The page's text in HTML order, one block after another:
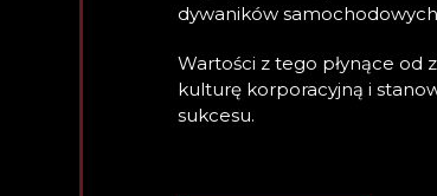
dywaników
Wartości z tego płynące od
kulturę korporacyjną i
sukcesu.